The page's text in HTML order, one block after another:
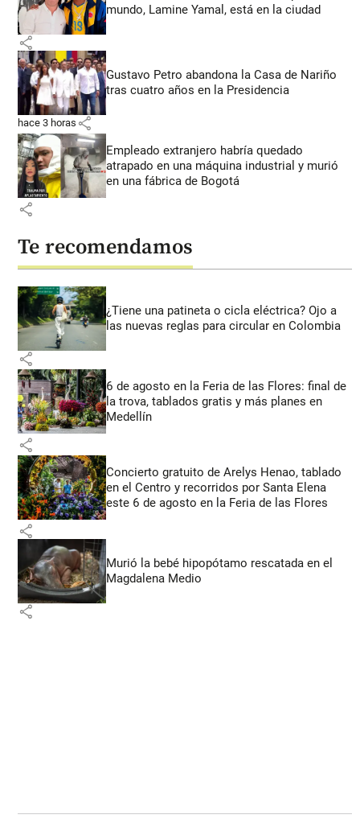
mundo, Lamine Yamal, está en la ciudad
share
Gustavo Petro abandona la Casa de Nariño
tras cuatro años en la Presidencia
hace 3 horas share
Empleado extranjero habría quedado
atrapado en una máquina industrial y murió
en una fábrica de Bogotá
share
Te recomendamos
¿Tiene una patineta o cicla eléctrica? Ojo a
las nuevas reglas para circular en Colombia
share
6 de agosto en la Feria de las Flores: final de
la trova, tablados gratis y más planes en
Medellín
share
Concierto gratuito de Arelys Henao, tablado
en el Centro y recorridos por Santa Elena
este 6 de agosto en la Feria de las Flores
share
Murió la bebé hipopótamo rescatada en el
Magdalena Medio
share